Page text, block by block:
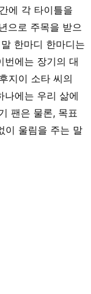
에 각 타이틀을
으로 주목을 받으
한마디 한마디는
번에는 장기의 대
지이 소타 씨의
나에는 우리 삶에
팬은 물론, 목표
이 울림을 주는 말